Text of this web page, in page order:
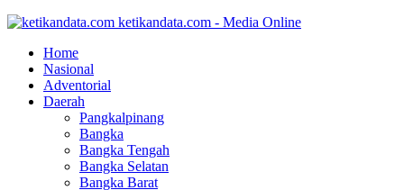
ketikandata.com - Media Online
Home
Nasional
Adventorial
Daerah
Pangkalpinang
Bangka
Bangka Tengah
Bangka Selatan
Bangka Barat